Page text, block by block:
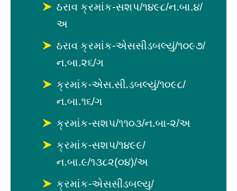
ઠરાવ ક્રમાંક-સશપ/૧૪૯૮/ન.બા.૪/
અ
ઠરાવ ક્રમાંક-એસસીડબલ્યું/૧૦૯૭/
ન.બા.૨૬/ગ
ક્રમાંક-એસ.સી.ડબલ્યું/૧૦૯૮/
ન.બા.૧૬/ગ
ક્રમાંક-સશપ/૧૧૦૩/ન.બા-૨/અ
ક્રમાંક-સશપ/૧૪૯૯/
ન.બા.૯/૧૩૮૨(૦૪)/અ
ક્રમાંક-એસસીડબલ્યુ/